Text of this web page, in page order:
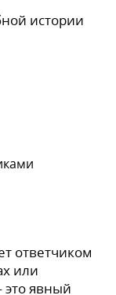
истории
ответчиком
или
явный